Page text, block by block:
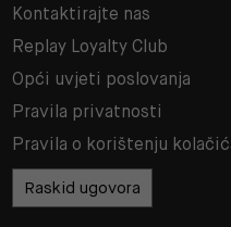
Kontaktirajte nas
Replay Loyalty Club
Opći uvjeti poslovanja
Pravila privatnosti
Pravila o korištenju
Raskid ugovora